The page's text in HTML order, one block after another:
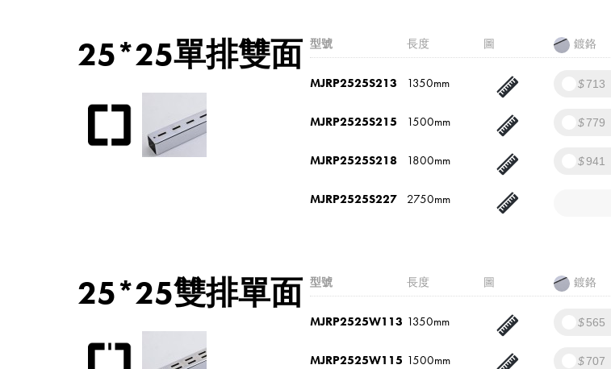
25*25單排雙面 型號 長度 圖 鍍鉻
MJRP2525S213 1350mm 713
MJRP2525S215 1500mm 779
MJRP2525S218 1800mm 941
MJRP2525S227 2750mm
25*25雙排單面 型號 長度 圖 鍍鉻
MJRP2525W113 1350mm 565
MJRP2525W115 1500mm 707